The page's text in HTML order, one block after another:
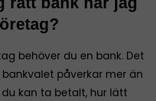
behöver du en bank. Det
påverkar mer än
kan ta betalt, hur lätt